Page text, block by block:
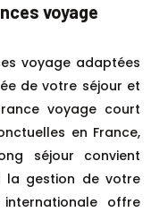
voyage
voyage adaptées
de votre séjour et
voyage court
en France,
séjour convient
la gestion de votre
internationale offre